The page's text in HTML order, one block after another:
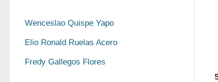
Wenceslao Quispe Yapo
Elio Ronald Ruelas Acero
Fredy Gallegos Flores